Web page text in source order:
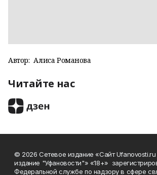
Автор: Алиса Романова
Читайте нас
© 2026 Сетевое издание «Сайт
издание "Уфановости"» «18+»
Федеральной службе по надзору в сфере